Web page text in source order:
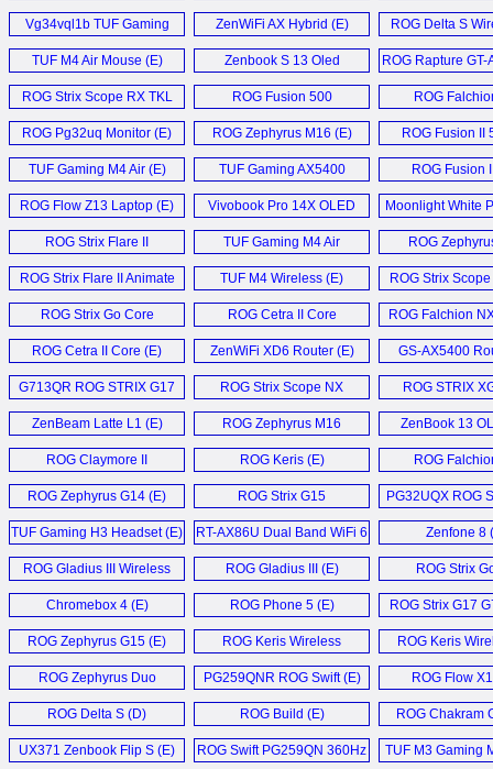
Monitor (E)
Router (D)
Headset
Vg34vql1b TUF Gaming
Monitor (D)
ZenWiFi AX Hybrid (E) ROG Delta S
TUF M4 Air Mouse (E)
Zenbook S 13 Oled
Laptop (E)
ROG Rapture GT-
router
ROG Strix Scope RX TKL
Deluxe Wireless (E)
ROG Fusion 500
Headset (D)
ROG
Mechanical
ROG Pg32uq Monitor (E)
ROG Zephyrus M16 (E) ROG Fusion II
TUF Gaming M4 Air (E)
TUF Gaming AX5400
Router (E)
ROG Fusion
Headset
ROG Flow Z13 Laptop (E)
Vivobook Pro 14X OLED
Notebook (D)
Moonlight White
Collection
ROG Strix Flare II
Animate (E)
TUF Gaming M4 Air
Mouse (E)
ROG
Laptop
ROG Strix Flare II Animate
Keyboard (E)
TUF M4 Wireless (E)
ROG Strix
Mouse
ROG Strix Go Core
Headset (E)
ROG Cetra II Core
Headset (E)
ROG Falchion
Keyboard
ROG Cetra II Core (E)
ZenWiFi XD6 Router (E) GS-AX5400
G713QR ROG STRIX G17
Laptop (E)
ROG Strix Scope NX
Keyboard (E)
ROG STRIX
Monitor
ZenBeam Latte L1 (E)
ROG Zephyrus M16
Laptop (E)
ZenBook 13
ROG Claymore II
Keyboard (E)
ROG Keris (E) ROG
ROG Zephyrus G14 (E)
ROG Strix G15
Advantage (E)
PG32UQX ROG
Monitor
TUF Gaming H3 Headset (E)
RT-AX86U Dual Band WiFi 6
Gaming Router (E)
Zenfone 8
ROG Gladius III Wireless
Mouse (E)
ROG Gladius III (E)
ROG Strix
Headset
Chromebox 4 (E)
ROG Phone 5 (E) ROG Strix G17
ROG Zephyrus G15 (E)
ROG Keris Wireless
Mouse (E)
ROG Keris
ROG Zephyrus Duo
GX551 (E)
PG259QNR ROG Swift (E) ROG Flow
ROG Delta S (D) ROG Build (E) ROG Chakram
UX371 Zenbook Flip S (E)
ROG Swift PG259QN 360Hz
TUF M3 Gaming